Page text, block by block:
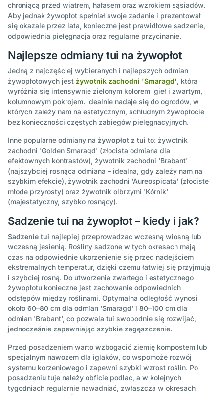
chroniącą przed wiatrem, hałasem oraz wzrokiem sąsiadów.
Aby jednak żywopłot spełniał swoje zadanie i prezentował
się okazale przez lata, konieczne jest prawidłowe sadzenie,
odpowiednia pielęgnacja oraz regularne przycinanie.
Najlepsze odmiany tui na żywopłot
Jedną z najczęściej wybieranych i najlepszych odmian
żywopłotowych jest żywotnik zachodni 'Smaragd', która
wyróżnia się intensywnie zielonym kolorem igieł i zwartym,
kolumnowym pokrojem. Idealnie nadaje się do ogrodów, w
których zależy nam na estetycznym, schludnym żywopłocie
bez konieczności częstych zabiegów pielęgnacyjnych.
Inne popularne odmiany na żywopłot z tui to: żywotnik
zachodni 'Golden Smaragd' (złocista odmiana dla
efektownych kontrastów), żywotnik zachodni 'Brabant'
(najszybciej rosnąca odmiana – idealna, gdy zależy nam na
szybkim efekcie), żywotnik zachodni 'Aureospicata' (złociste
młode przyrosty) oraz żywotnik olbrzymi 'Kórnik'
(majestatyczny, szybko rosnący).
Sadzenie tui na żywopłot – kiedy i jak?
Sadzenie tui najlepiej przeprowadzać wczesną wiosną lub
wczesną jesienią. Rośliny sadzone w tych okresach mają
czas na odpowiednie ukorzenienie się przed nadejściem
ekstremalnych temperatur, dzięki czemu łatwiej się przyjmują
i szybciej rosną. Do utworzenia zwartego i estetycznego
żywopłotu konieczne jest zachowanie odpowiednich
odstępów między roślinami. Optymalna odległość wynosi
około 60–80 cm dla odmian 'Smaragd' i 80–100 cm dla
odmian 'Brabant', co pozwala tui swobodnie się rozwijać,
jednocześnie zapewniając szybkie zagęszczenie.
Przed posadzeniem warto wzbogacić ziemię kompostem lub
specjalnym nawozem dla iglaków, co wspomoże rozwój
systemu korzeniowego i zapewni szybki wzrost roślin. Po
posadzeniu tuje należy obficie podlać, a w kolejnych
tygodniach regularnie nawadniać, zwłaszcza w okresach